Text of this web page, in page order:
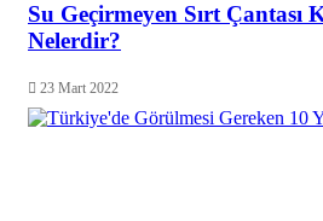
Su Geçirmeyen Sırt Çantası
Nelerdir?
23 Mart 2022